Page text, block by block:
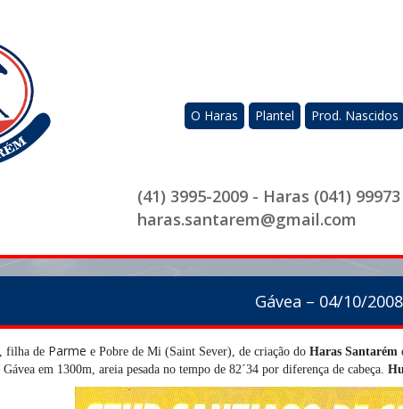
O Haras Plantel Prod. Nascidos
(41) 3995-2009 - Haras (041)
haras.santarem@gmail.com
Gávea – 04/10/2008
filha de Parme e Pobre de Mi (Saint Sever), de criação do Haras Santarém
em 1300m, areia pesada no tempo de 82´34 por diferença de cabeça.